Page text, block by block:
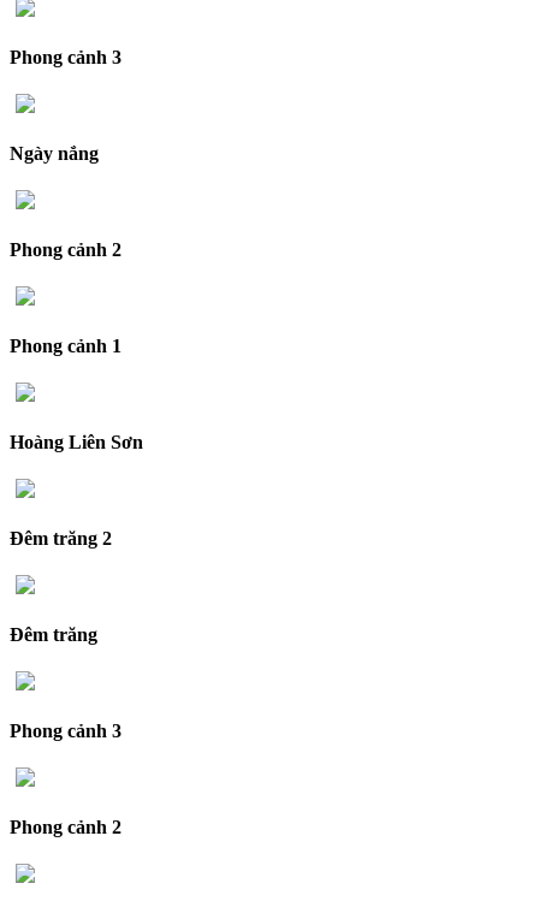
Phong cảnh 3
Ngày nắng
Phong cảnh 2
Phong cảnh 1
Hoàng Liên Sơn
Đêm trăng 2
Đêm trăng
Phong cảnh 3
Phong cảnh 2